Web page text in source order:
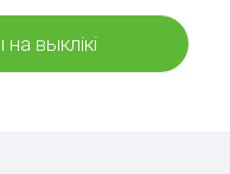
выклікі